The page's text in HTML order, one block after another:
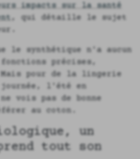
impacts sur la santé
, qui détaille le sujet
le synthétique n'a aucun
précises,
pour de la lingerie
l'été en
vois pas de bonne
au coton.
un
tout son